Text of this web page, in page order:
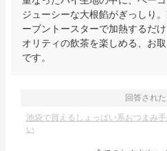
ジューシーな大根餡がぎっしり
ーブントースターで加熱するだ
オリティの飲茶を楽しめる、お
です。
回答され
池袋で買えるしょっぱい系おつまみ
い